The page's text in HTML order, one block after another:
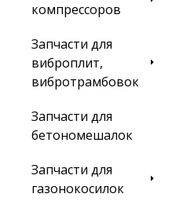
компрессоров
Запчасти для
виброплит,
вибротрамбовок
Запчасти для
бетономешалок
Запчасти для
газонокосилок